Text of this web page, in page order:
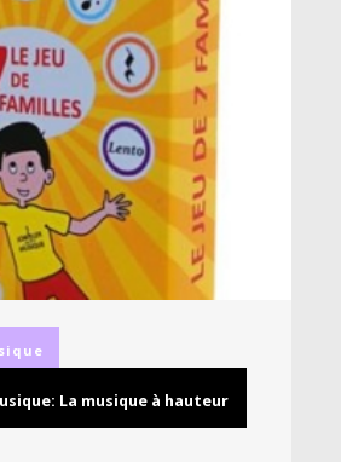
La musique à hauteur